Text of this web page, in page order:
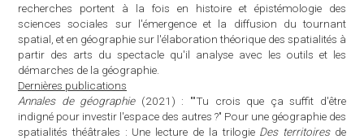
recherches portent à la fois en histoire et épistémologie des
sciences sociales sur l'émergence et la diffusion du tournant
spatial, et en géographie sur l'élaboration théorique des spatialités à
partir des arts du spectacle qu'il analyse avec les outils et les
démarches de la géographie.
Dernières publications
Annales de géographie(2021) : ""Tu crois que ça suffit d'être
indigné pour investir l'espace des autres ?" Pour une géographie des
spatialités théâtrales : Une lecture de la trilogie Des territoiresde